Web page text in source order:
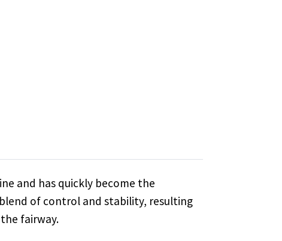
and has quickly become the
of control and stability, resulting
fairway.